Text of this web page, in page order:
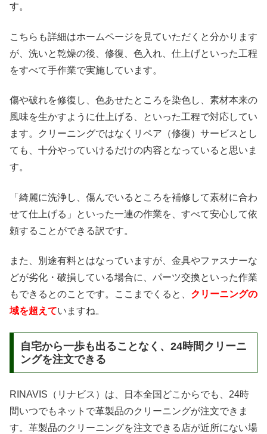
す。
こちらも詳細はホームページを見ていただくと分かります
が、洗いと乾燥の後、修復、色入れ、仕上げといった工程
をすべて手作業で実施しています。
傷や破れを修復し、色あせたところを染色し、素材本来の
風味を生かすように仕上げる、といった工程で対応してい
ます。クリーニングではなくリペア（修復）サービスとし
ても、十分やっていけるだけの内容となっていると思いま
す。
「綺麗に洗浄し、傷んでいるところを補修して素材に合わ
せて仕上げる」といった一連の作業を、すべて安心して依
頼することができる訳です。
また、別途有料とはなっていますが、金具やファスナーな
どが劣化・破損している場合に、パーツ交換といった作業
もできるとのことです。ここまでくると、 クリーニングの
域を超えていますね。
自宅から一歩も出ることなく、24時間クリーニ
ングを注文できる
RINAVIS（リナビス）は、日本全国どこからでも、24時
間いつでもネットで革製品のクリーニングが注文できま
す。革製品のクリーニングを注文できる店が近所にない場